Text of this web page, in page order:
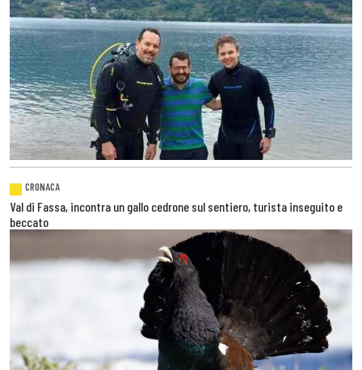
CRONACA
Val di Fassa, incontra un gallo cedrone sul sentiero, turista inseguito e
beccato